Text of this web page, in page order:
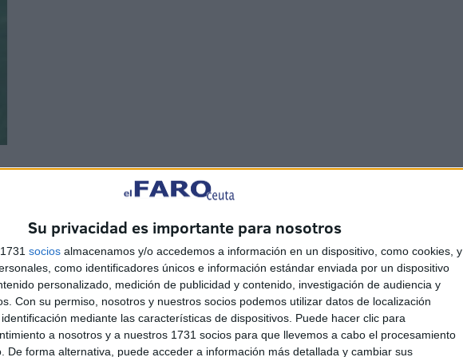
Su privacidad es importante para nosotros
socios almacenamos y/o accedemos a información en un dispositivo, como cookies, y
como identificadores únicos e información estándar enviada por un dispositivo
personalizado, medición de publicidad y contenido, investigación de audiencia y
Con su permiso, nosotros y nuestros socios podemos utilizar datos de localización
mediante las características de dispositivos. Puede hacer clic para
a nosotros y a nuestros 1731 socios para que llevemos a cabo el procesamiento
De forma alternativa, puede acceder a información más detallada y cambiar sus
podía apreciarse la presencia de material
de aquellos muertos. También se leerá un
jornada en la que se han previsto conferencias y un
actos del Ayuntamiento que escenificará la obra
horas.